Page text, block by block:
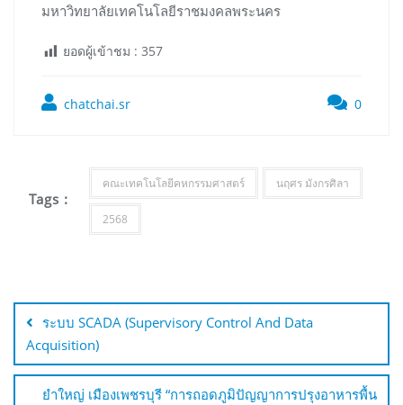
มหาวิทยาลัยเทคโนโลยีราชมงคลพระนคร
ยอดผู้เข้าชม : 357
chatchai.sr 0
Tags :
คณะเทคโนโลยีคหกรรมศาสตร์ นฤศร มังกรศิลา
2568
ระบบ SCADA (Supervisory Control And Data
Acquisition)
ยำใหญ่ เมืองเพชรบุรี “การถอดภูมิปัญญาการปรุงอาหารพื้น